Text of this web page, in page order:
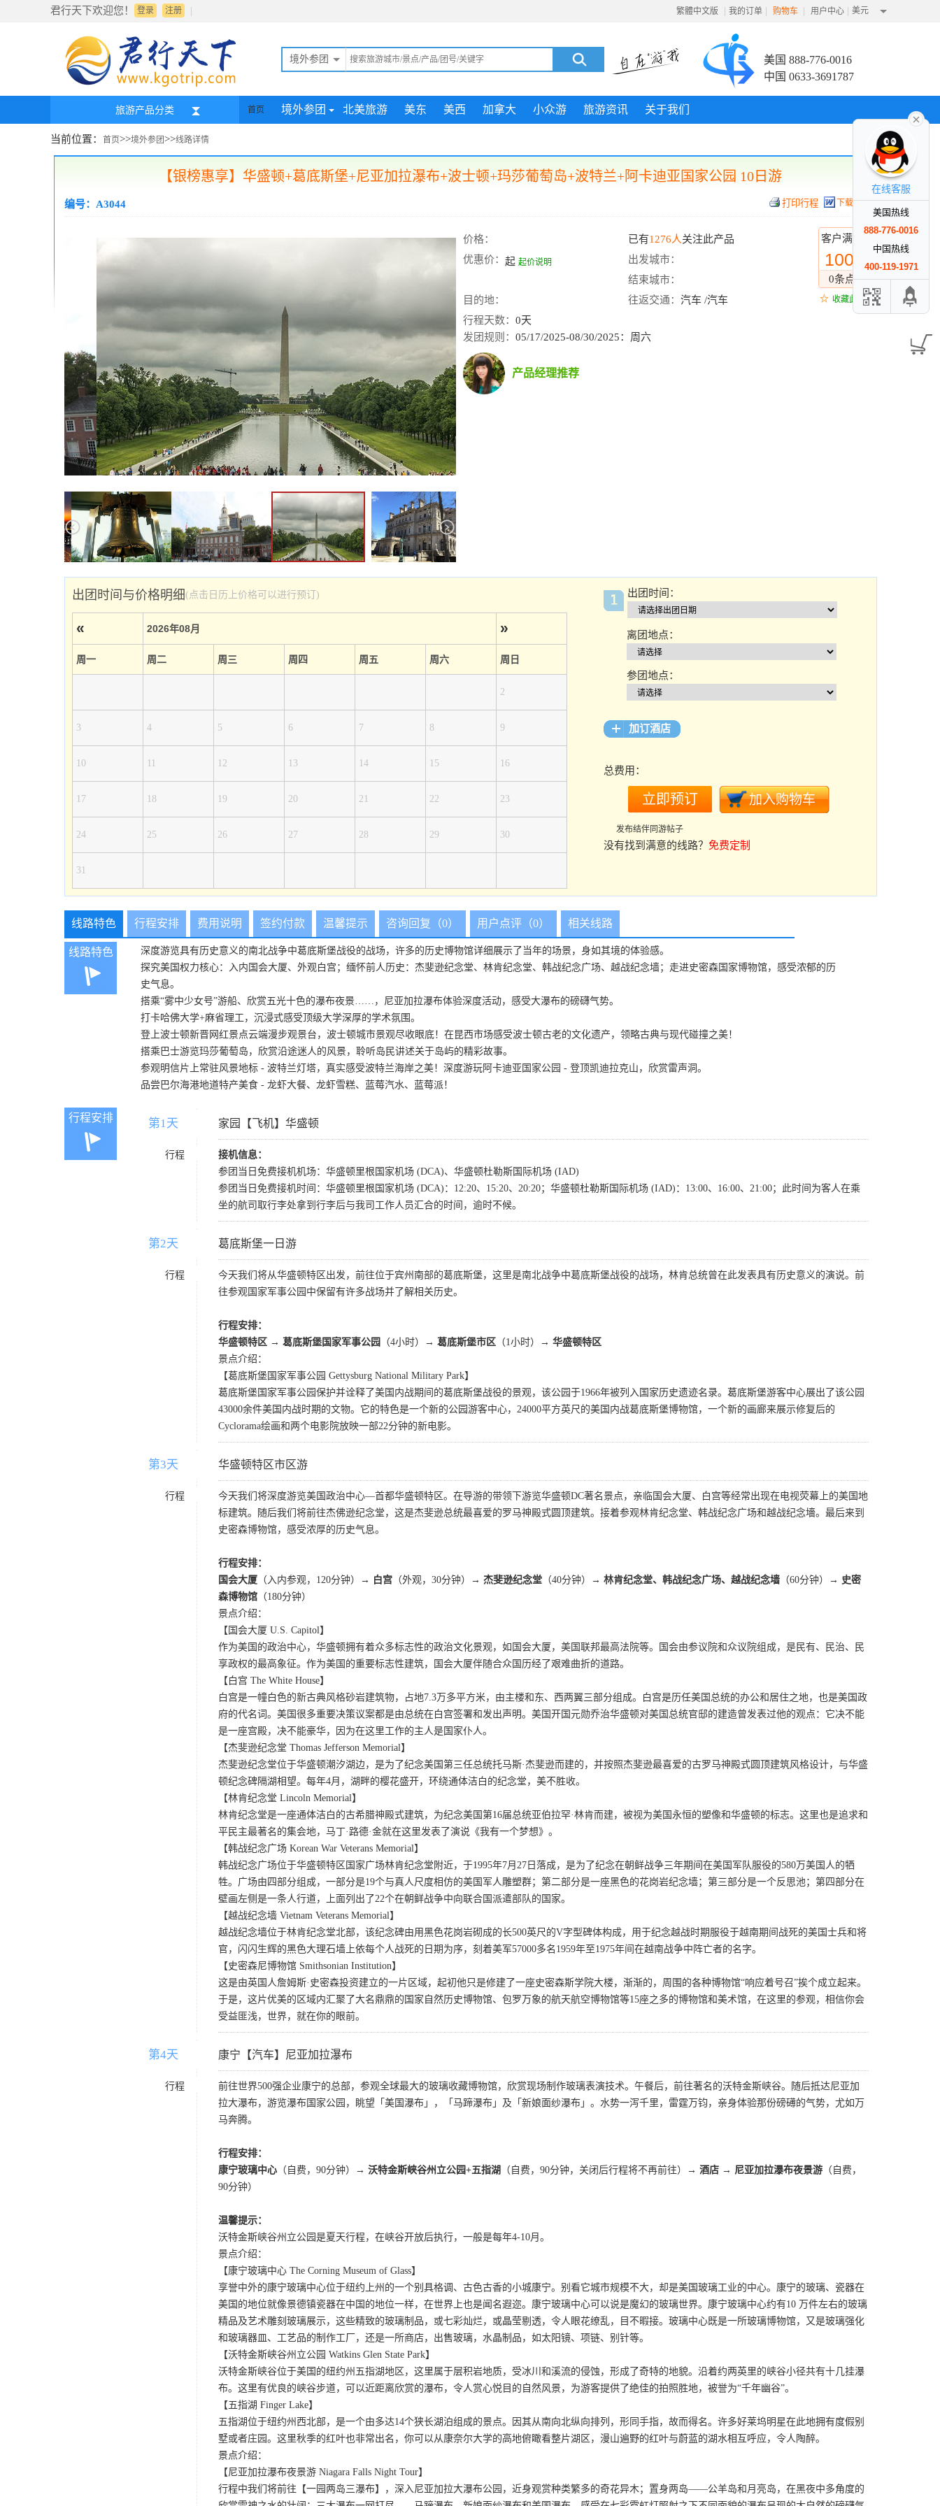
君行天下欢迎您！ 登录 |
注册 繁體中文版 | 我的订单 | 购物车 | 用户中心 | 美元
境外参团
美国 888-776-0016
中国 0633-3691787
旅游产品分类 首页 境外参团 北美旅游 美东 美西 加拿大 小众游 旅游资讯 关于我们
当前位置： 首页>>境外参团>>线路详情
【银榜惠享】华盛顿+葛底斯堡+尼亚加拉瀑布+波士顿+玛莎葡萄岛+波特兰+阿卡迪亚国家公园 10日游
编号：A3044 下载行程
客户满意度
100%
0条点评
收藏此线路
价格： 已有1276人关注此产品
优惠价： 起 起价说明
出发城市：
结束城市：
目的地：
往返交通： 汽车 /汽车
行程天数： 0天
发团规则： 05/17/2025-08/30/2025：周六
产品经理推荐
出团时间与价格明细(点击日历上价格可以进行预订)
« 2026年08月 »
周一 周二 周三 周四 周五 周六 周日
2
3 4 5 6 7 8 9
10 11 12 13 14 15 16
17 18 19 20 21 22 23
24 25 26 27 28 29 30
31
出团时间：
离团地点：
参团地点：
加订酒店
总费用：
发布结伴同游帖子
没有找到满意的线路？ 免费定制
线路特色 行程安排 费用说明 签约付款 温馨提示 咨询回复（0） 用户点评（0） 相关线路
线路特色
深度游览具有历史意义的南北战争中葛底斯堡战役的战场，许多的历史博物馆详细展示了当年的场景，身如其境的体验感。
探究美国权力核心：入内国会大厦、外观白宫；缅怀前人历史：杰斐逊纪念堂、林肯纪念堂、韩战纪念广场、越战纪念墙；走进史密森国家博物馆，感受浓郁的历
史气息。
搭乘“雾中少女号”游船、欣赏五光十色的瀑布夜景……，尼亚加拉瀑布体验深度活动，感受大瀑布的磅礴气势。
打卡哈佛大学+麻省理工，沉浸式感受顶级大学深厚的学术氛围。
登上波士顿新晋网红景点云端漫步观景台，波士顿城市景观尽收眼底！在昆西市场感受波士顿古老的文化遗产，领略古典与现代碰撞之美！
搭乘巴士游览玛莎葡萄岛，欣赏沿途迷人的风景，聆听岛民讲述关于岛屿的精彩故事。
参观明信片上常驻风景地标 - 波特兰灯塔，真实感受波特兰海岸之美！深度游玩阿卡迪亚国家公园 - 登顶凯迪拉克山，欣赏雷声洞。
品尝巴尔海港地道特产美食 - 龙虾大餐、龙虾雪糕、蓝莓汽水、蓝莓派！
行程安排 第1天 家园【飞机】华盛顿
行程
接机信息：
参团当日免费接机机场：华盛顿里根国家机场 (DCA)、华盛顿杜勒斯国际机场 (IAD)
参团当日免费接机时间：华盛顿里根国家机场 (DCA)：12:20、15:20、20:20；华盛顿杜勒斯国际机场 (IAD)：13:00、16:00、21:00；此时间为客人在乘
坐的航司取行李处拿到行李后与我司工作人员汇合的时间，逾时不候。
第2天 葛底斯堡一日游
行程
今天我们将从华盛顿特区出发，前往位于宾州南部的葛底斯堡，这里是南北战争中葛底斯堡战役的战场，林肯总统曾在此发表具有历史意义的演说。前
往参观国家军事公园中保留有许多战场并了解相关历史。
行程安排：
华盛顿特区 → 葛底斯堡国家军事公园
（4小时） → 葛底斯堡市区 （1小时）
→ 华盛顿特区
景点介绍：
【葛底斯堡国家军事公园 Gettysburg National Military Park】
葛底斯堡国家军事公园保护并诠释了美国内战期间的葛底斯堡战役的景观，该公园于1966年被列入国家历史遗迹名录。葛底斯堡游客中心展出了该公园
43000余件美国内战时期的文物。它的特色是一个新的公园游客中心，24000平方英尺的美国内战葛底斯堡博物馆，一个新的画廊来展示修复后的
Cyclorama绘画和两个电影院放映一部22分钟的新电影。
第3天 华盛顿特区市区游
行程
今天我们将深度游览美国政治中心—首都华盛顿特区。在导游的带领下游览华盛顿DC著名景点，亲临国会大厦、白宫等经常出现在电视荧幕上的美国地
标建筑。随后我们将前往杰佛逊纪念堂，这是杰斐逊总统最喜爱的罗马神殿式圆顶建筑。接着参观林肯纪念堂、韩战纪念广场和越战纪念墻。最后来到
史密森博物馆，感受浓厚的历史气息。
行程安排：
国会大厦 （入内参观，120分钟） → 白宫 （外观，30分钟） → 杰斐逊纪念堂 （40分钟） → 林肯纪念堂、韩战纪念广场、越战纪念墙 （60分钟）→ 史密
森博物馆 （180分钟）
景点介绍：
【国会大厦 U.S. Capitol】
作为美国的政治中心，华盛顿拥有着众多标志性的政治文化景观，如国会大厦，美国联邦最高法院等。国会由参议院和众议院组成，是民有、民治、民
享政权的最高象征。作为美国的重要标志性建筑，国会大厦伴随合众国历经了艰难曲折的道路。
【白宫 The White House】
白宫是一幢白色的新古典风格砂岩建筑物，占地7.3万多平方米，由主楼和东、西两翼三部分组成。白宫是历任美国总统的办公和居住之地，也是美国政
府的代名词。美国很多重要决策议案都是由总统在白宫签署和发出声明。美国开国元勋乔治华盛顿对美国总统官邸的建造曾发表过他的观点：它决不能
是一座宫殿，决不能豪华，因为在这里工作的主人是国家仆人。
【杰斐逊纪念堂 Thomas Jefferson Memorial】
杰斐逊纪念堂位于华盛顿潮汐湖边，是为了纪念美国第三任总统托马斯·杰斐逊而建的，并按照杰斐逊最喜爱的古罗马神殿式圆顶建筑风格设计，与华盛
顿纪念碑隔湖相望。每年4月，湖畔的樱花盛开，环绕通体洁白的纪念堂，美不胜收。
【林肯纪念堂 Lincoln Memorial】
林肯纪念堂是一座通体洁白的古希腊神殿式建筑，为纪念美国第16届总统亚伯拉罕·林肯而建，被视为美国永恒的塑像和华盛顿的标志。这里也是追求和
平民主最著名的集会地，马丁·路德·金就在这里发表了演说《我有一个梦想》。
【韩战纪念广场 Korean War Veterans Memorial】
韩战纪念广场位于华盛顿特区国家广场林肯纪念堂附近，于1995年7月27日落成，是为了纪念在朝鲜战争三年期间在美国军队服役的580万美国人的牺
牲。广场由四部分组成，一部分是19个与真人尺度相仿的美国军人雕塑群；第二部分是一座黑色的花岗岩纪念墙；第三部分是一个反思池；第四部分在
壁画左侧是一条人行道，上面列出了22个在朝鲜战争中向联合国派遣部队的国家。
【越战纪念墙 Vietnam Veterans Memorial】
越战纪念墙位于林肯纪念堂北部，该纪念碑由用黑色花岗岩砌成的长500英尺的V字型碑体构成，用于纪念越战时期服役于越南期间战死的美国士兵和将
官，闪闪生辉的黑色大理石墙上依每个人战死的日期为序，刻着美军57000多名1959年至1975年间在越南战争中阵亡者的名字。
【史密森尼博物馆 Smithsonian Institution】
这是由英国人詹姆斯·史密森投资建立的一片区域，起初他只是修建了一座史密森斯学院大楼，渐渐的，周围的各种博物馆“响应着号召”挨个成立起来。
于是，这片优美的区域内汇聚了大名鼎鼎的国家自然历史博物馆、包罗万象的航天航空博物馆等15座之多的博物馆和美术馆，在这里的参观，相信你会
受益匪浅，世界，就在你的眼前。
第4天 康宁【汽车】尼亚加拉瀑布
行程
前往世界500强企业康宁的总部，参观全球最大的玻璃收藏博物馆，欣赏现场制作玻璃表演技术。午餐后，前往著名的沃特金斯峡谷。随后抵达尼亚加
拉大瀑布，游览瀑布国家公园，眺望「美国瀑布」，「马蹄瀑布」及「新娘面纱瀑布」。水势一泻千里，雷霆万钧，亲身体验那份磅礡的气势，尤如万
马奔腾。
行程安排：
康宁玻璃中心 （自费，90分钟） → 沃特金斯峡谷州立公园+五指湖 （自费，90分钟，关闭后行程将不再前往） → 酒店 → 尼亚加拉瀑布夜景游 （自费，
90分钟）
温馨提示：
沃特金斯峡谷州立公园是夏天行程，在峡谷开放后执行，一般是每年4-10月。
景点介绍：
【康宁玻璃中心 The Corning Museum of Glass】
享誉中外的康宁玻璃中心位于纽约上州的一个别具格调、古色古香的小城康宁。别看它城市规模不大，却是美国玻璃工业的中心。康宁的玻璃、瓷器在
美国的地位就像景德镇瓷器在中国的地位一样，在世界上也是闻名遐迩。康宁玻璃中心可以说是魔幻的玻璃世界。康宁玻璃中心约有10 万件左右的玻璃
精品及艺术雕刻玻璃展示，这些精致的玻璃制品，或七彩灿烂，或晶莹剔透，令人眼花缭乱，目不暇接。玻璃中心既是一所玻璃博物馆，又是玻璃强化
和玻璃器皿、工艺品的制作工厂，还是一所商店，出售玻璃，水晶制品，如太阳镜、项链、别针等。
【沃特金斯峡谷州立公园 Watkins Glen State Park】
沃特金斯峡谷位于美国的纽约州五指湖地区，这里属于层积岩地质，受冰川和溪流的侵蚀，形成了奇特的地貌。沿着约两英里的峡谷小径共有十几挂瀑
布。这里有优良的峡谷步道，可以近距离欣赏的瀑布，令人赏心悦目的自然风景，为游客提供了绝佳的拍照胜地，被誉为“千年幽谷”。
【五指湖 Finger Lake】
五指湖位于纽约州西北部，是一个由多达14个狭长湖泊组成的景点。因其从南向北纵向排列，形同手指，故而得名。许多好莱坞明星在此地拥有度假别
墅或者庄园。这里秋季的红叶也非常出名，你可以从康奈尔大学的高地俯瞰看整片湖区，漫山遍野的红叶与蔚蓝的湖水相互呼应，令人陶醉。
景点介绍：
【尼亚加拉瀑布夜景游 Niagara Falls Night Tour】
行程中我们将前往【一园两岛三瀑布】，深入尼亚加拉大瀑布公园，近身观赏种类繁多的奇花异木；置身两岛——公羊岛和月亮岛，在黑夜中多角度的
在线客服
美国热线
888-776-0016
中国热线
400-119-1971